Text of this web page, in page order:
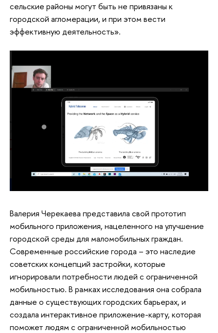
сельские районы могут быть не привязаны к
городской агломерации, и при этом вести
эффективную деятельность».
Валерия Черекаева представила свой прототип
мобильного приложения, нацеленного на улучшение
городской среды для маломобильных граждан.
Современные российские города – это наследие
советских концепций застройки, которые
игнорировали потребности людей с ограниченной
мобильностью. В рамках исследования она собрала
данные о существующих городских барьерах, и
создала интерактивное приложение-карту, которая
поможет людям с ограниченной мобильностью